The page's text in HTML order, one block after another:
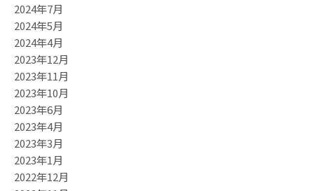
2024年7月
2024年5月
2024年4月
2023年12月
2023年11月
2023年10月
2023年6月
2023年4月
2023年3月
2023年1月
2022年12月